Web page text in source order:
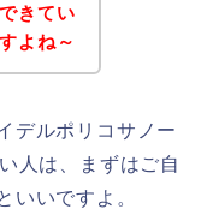
きてい
よね～
デルポリコサノー
人は、まずはご自
いいですよ。